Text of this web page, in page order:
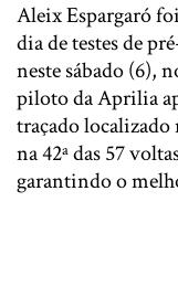
Aleix Espargaró
dia de testes de
neste sábado (6),
piloto da Aprilia
traçado localizado
na 42ª das 57
garantindo o